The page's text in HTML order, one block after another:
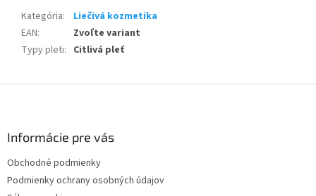
Kategória:
Liečivá kozmetika
EAN:
Zvoľte variant
Typy pleti: Citlivá pleť
Informácie pre vás
Obchodné podmienky
Podmienky ochrany osobných údajov